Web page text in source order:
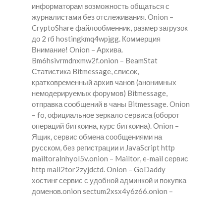
информаторам возможность общаться с
журналистами без отслеживания. Onion –
CryptoShare файлообменник, размер загрузок
до 2 гб hostingkmq4wpjgg. Коммерция
Внимание! Onion – Архива.
Bm6hsivrmdnxmw2f.onion – BeamStat
Статистика Bitmessage, список,
кратковременный архив чанов (анонимных
немодерируемых форумов) Bitmessage,
отправка сообщений в чаны Bitmessage. Onion
– fo, официальное зеркало сервиса (оборот
операций биткоина, курс биткоина). Onion –
Ящик, сервис обмена сообщениями на
русском, без регистрации и JavaScript http
mailtoralnhyol5v.onion – Mailtor, e-mail сервис
http mail2tor2zyjdctd. Onion – GoDaddy
хостинг сервис с удобной админкой и покупка
доменов.onion sectum2xsx4y6z66.onion –